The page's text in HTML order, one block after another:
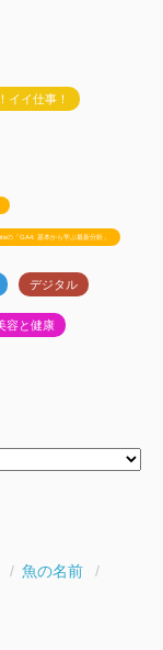
イイ仕事！
の「GA4: 基本から学ぶ最新分析」
デジタル
容と健康
魚の名前